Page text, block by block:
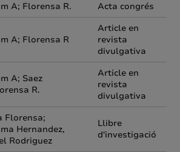
A; Florensa R. Acta congrés
A; Florensa R
Article en
revista
divulgativa
A; Saez
R.
Article en
revista
divulgativa
Florensa;
Hernandez,
Rodriguez
Llibre
d'investigació